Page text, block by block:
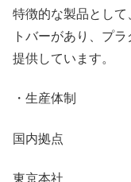
特徴的な製品とし
トバーがあり、プ
提供しています。
・生産体制
国内拠点
東京本社